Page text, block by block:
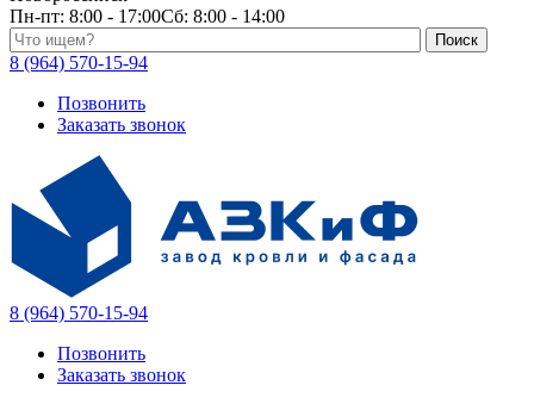
Пн-пт: 8:00 - 17:00Сб: 8:00 - 14:00
Поиск по каталогу
8 (964) 570-15-94
Позвонить
Заказать звонок
8 (964) 570-15-94
Позвонить
Заказать звонок